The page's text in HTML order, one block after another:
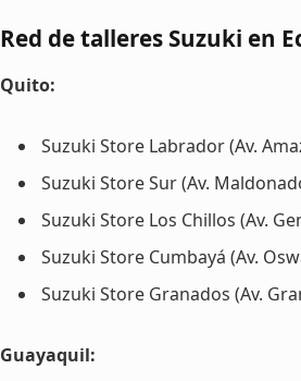
Red de talleres Suzuki en
Quito:
Suzuki Store Labrador (Av.
Suzuki Store Sur (Av.
Suzuki Store Los Chillos (Av.
Suzuki Store Cumbayá (Av.
Suzuki Store Granados (Av.
Guayaquil: